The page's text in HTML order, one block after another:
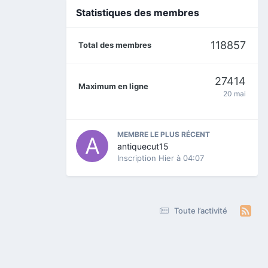
Statistiques des membres
Total des membres 118857
Maximum en ligne 27414
20 mai
MEMBRE LE PLUS RÉCENT
antiquecut15
Inscription Hier à 04:07
Toute l’activité